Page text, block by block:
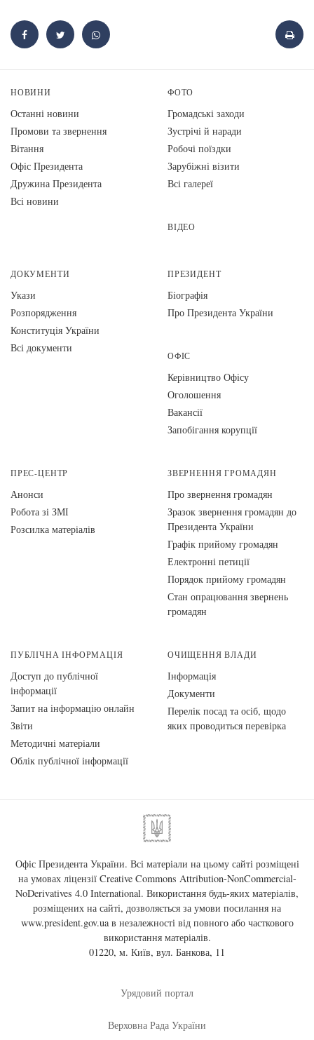
НОВИНИ
Останні новини
Промови та звернення
Вiтання
Офіс Президента
Дружина Президента
Всі новини
ФОТО
Громадські заходи
Зустрічі й наради
Робочі поїздки
Зарубіжні візити
Всі галереї
ВІДЕО
ДОКУМЕНТИ
Укази
Розпорядження
Конституція України
Всі документи
ПРЕЗИДЕНТ
Біографія
Про Президента України
ОФІС
Керівництво Офісу
Оголошення
Вакансії
Запобігання корупції
ПРЕС-ЦЕНТР
Анонси
Робота зі ЗМІ
Розсилка матеріалів
ЗВЕРНЕННЯ ГРОМАДЯН
Про звернення громадян
Зразок звернення громадян до
Президента України
Графік прийому громадян
Електронні петиції
Порядок прийому громадян
Стан опрацювання звернень
громадян
ПУБЛІЧНА ІНФОРМАЦІЯ
Доступ до публічної
інформації
Запит на інформацію онлайн
Звіти
Методичні матеріали
Облік публічної інформації
ОЧИЩЕННЯ ВЛАДИ
Інформація
Документи
Перелік посад та осіб, щодо
яких проводиться перевірка
Офіс Президента України. Всі матеріали на цьому сайті розміщені
на умовах ліцензії Creative Commons Attribution-NonCommercial-
NoDerivatives 4.0 International. Використання будь-яких матеріалів,
розміщених на сайті, дозволяється за умови посилання на
www.president.gov.uaв незалежності від повного або часткового
використання матеріалів.
01220, м. Київ, вул. Банкова, 11
Урядовий портал
Верховна Рада України